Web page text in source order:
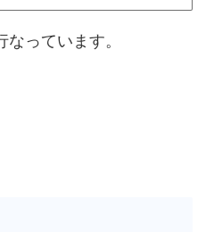
っています。